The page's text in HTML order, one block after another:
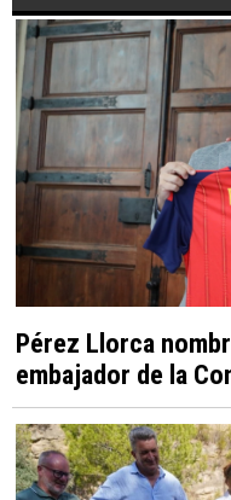
Pérez Llorca
embajador de la